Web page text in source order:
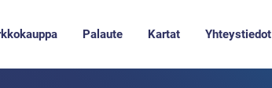
Palaute Kartat Yhteystiedot